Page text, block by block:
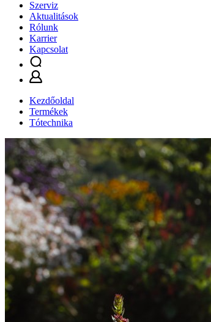
Szerviz
Aktualitások
Rólunk
Karrier
Kapcsolat
Kezdőoldal
Termékek
Tótechnika